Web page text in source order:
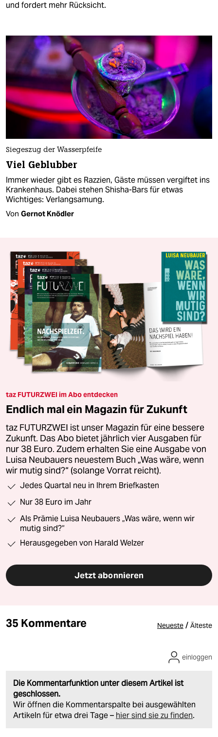
und fordert mehr Rücksicht.
Siegeszug der Wasserpfeife
Viel Geblubber
Immer wieder gibt es Razzien, Gäste müssen vergiftet ins
Krankenhaus. Dabei stehen Shisha-Bars für etwas
Wichtiges: Verlangsamung.
Von Gernot Knödler
taz FUTURZWEI im Abo entdecken
Endlich mal ein Magazin für Zukunft
taz FUTURZWEI ist unser Magazin für eine bessere
Zukunft. Das Abo bietet jährlich vier Ausgaben für
nur 38 Euro. Zudem erhalten Sie eine Ausgabe von
Luisa Neubauers neuestem Buch „Was wäre, wenn
wir mutig sind?“ (solange Vorrat reicht).
Jedes Quartal neu in Ihrem Briefkasten
Nur 38 Euro im Jahr
Als Prämie Luisa Neubauers „Was wäre, wenn wir
mutig sind?“
Herausgegeben von Harald Welzer
Jetzt abonnieren
35 Kommentare Neueste / Älteste
Die Kommentarfunktion unter diesem Artikel ist
geschlossen.
Wir öffnen die Kommentarspalte bei ausgewählten
Artikeln für etwa drei Tage – hier sind sie zu finden.
einloggen